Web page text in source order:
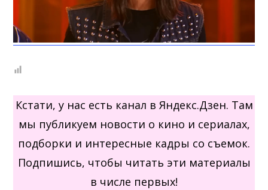
Кстати, у нас есть канал в Яндекс.Дзен. Там
мы публикуем новости о кино и сериалах,
подборки и интересные кадры со съемок.
Подпишись, чтобы читать эти материалы
в числе первых!